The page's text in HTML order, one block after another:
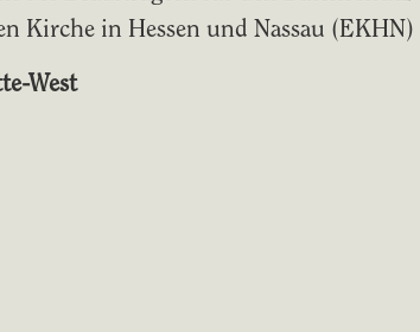
Kirche in Hessen und Nassau
West